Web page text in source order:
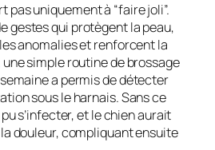
pas uniquement à “faire joli”.
gestes qui protègent la peau,
anomalies et renforcent la
simple routine de brossage
a permis de détecter
sous le harnais. Sans ce
s’infecter, et le chien aurait
douleur, compliquant ensuite